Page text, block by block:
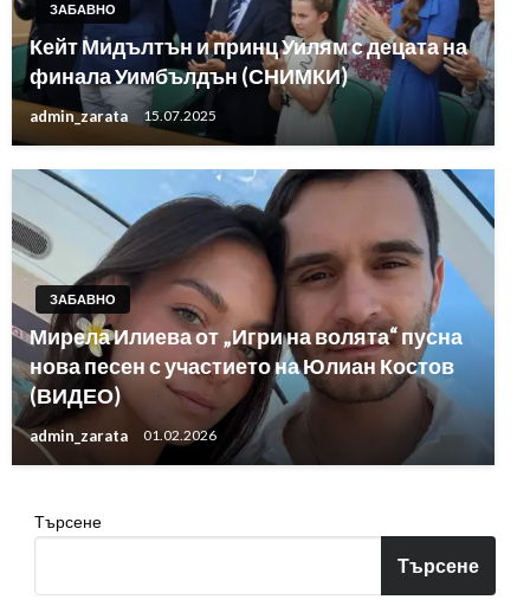
ЗАБАВНО
Кейт Мидълтън и принц Уилям с децата на
финала Уимбълдън (СНИМКИ)
admin_zarata 15.07.2025
ЗАБАВНО
Мирела Илиева от „Игри на волята“ пусна
нова песен с участието на Юлиан Костов
(ВИДЕО)
admin_zarata 01.02.2026
Търсене
Търсене